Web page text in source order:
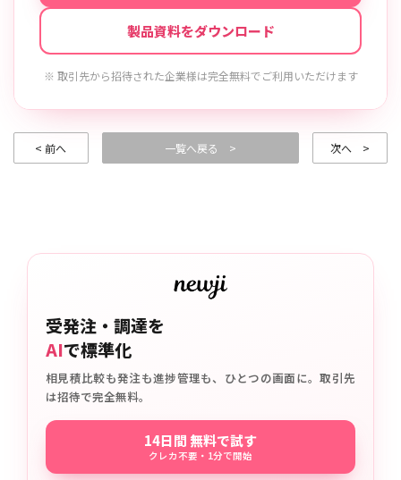
製品資料をダウンロード
※ 取引先から招待された企業様は完全無料でご利用いただけます
< 前へ 一覧へ戻る > 次へ >
受発注・調達を
AIで標準化
相見積比較も発注も進捗管理も、ひとつの画面に。取引先
は招待で完全無料。
14日間 無料で試す
クレカ不要・1分で開始